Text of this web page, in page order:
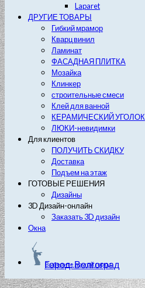
Laparet
ДРУГИЕ ТОВАРЫ
Гибкий мрамор
Кварц винил
Ламинат
ФАСАДНАЯ ПЛИТКА
Мозайка
Клинкер
строительные смеси
Клей для ванной
КЕРАМИЧЕСКИЙ УГОЛОК
ЛЮКИ-невидимки
Для клиентов
ПОЛУЧИТЬ СКИДКУ
Доставка
Подъем на этаж
ГОТОВЫЕ РЕШЕНИЯ
Дизайны
3D Дизайн-онлайн
Заказать 3D дизайн
Окна
Город: Волгоград
Выберите другой город